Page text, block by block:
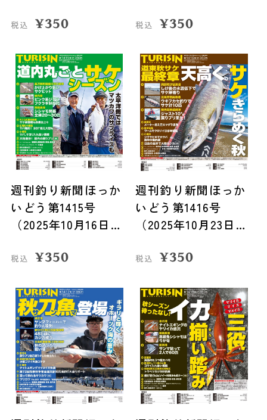
税込 ¥350 税込 ¥350
週刊釣り新聞ほっか
いどう第1415号
（2025年10月16日発
税込 ¥350
週刊釣り新聞ほっか
いどう第1416号
（2025年10月23日発
税込 ¥350